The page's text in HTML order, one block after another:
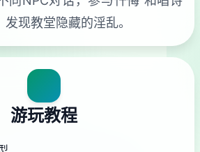
现教堂隐藏的淫乱。
游玩教程